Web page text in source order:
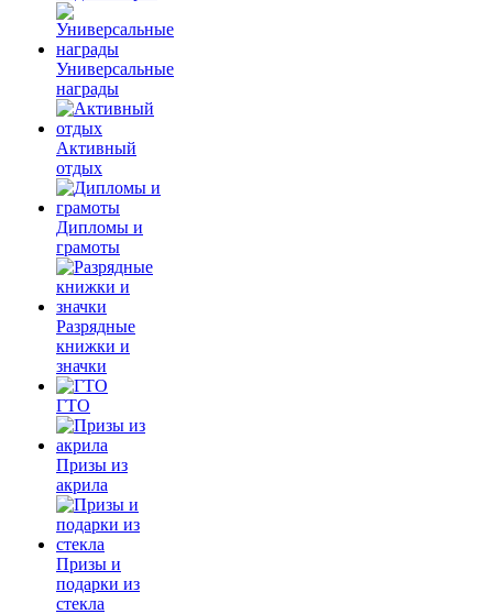
Универсальные
награды
Активный
отдых
Дипломы и
грамоты
Разрядные
книжки и
значки
ГТО
Призы из
акрила
Призы и
подарки из
стекла